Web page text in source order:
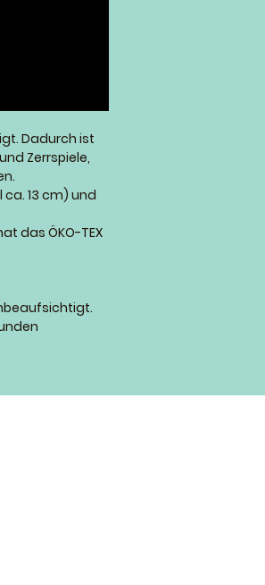
Dadurch ist
Zerrspiele,
13 cm) und
das ÖKO-TEX